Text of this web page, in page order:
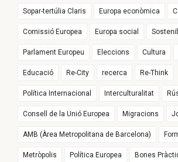
Sopar-tertúlia Claris Europa econòmica
Comissió Europea Europa social
Parlament Europeu Eleccions Cultura
Educació Re-City recerca Re-Think
Política Internacional Interculturalitat
Consell de la Unió Europea Migracions
AMB (Àrea Metropolitana de Barcelona)
Metròpolis Política Europea Bones